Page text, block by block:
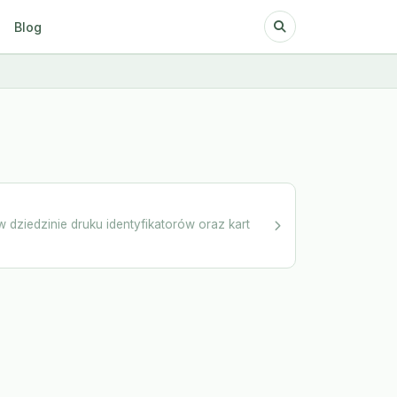
Blog
dziedzinie druku identyfikatorów oraz kart